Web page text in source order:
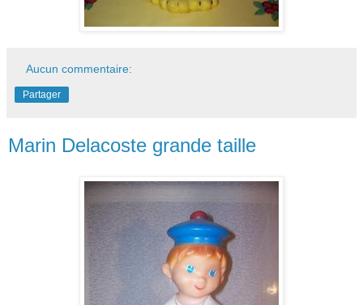
Aucun commentaire:
Partager
Marin Delacoste grande taille